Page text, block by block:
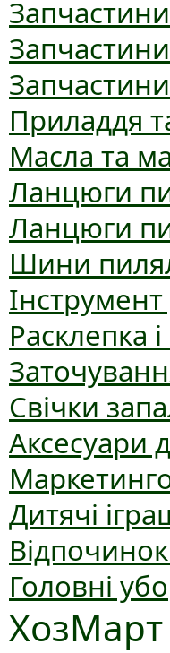
Приладдя
Масла та
Ланцюги
Ланцюги
Шини
Расклепка
Свічки
Аксесуари
Дитячі
Головні